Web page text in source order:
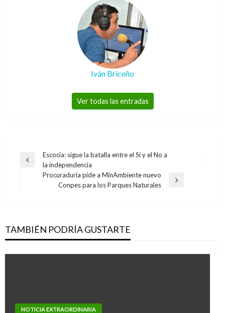
Iván Briceño
Ver todas las entradas
Navegación
entradas
Entrada
anterior
Escocia: sigue la batalla entre el Sí y el No a
la independencia
Procuraduría pide a MinAmbiente nuevo
Conpes para los Parques Naturales
TAMBIÉN PODRÍA GUSTARTE
NOTICIA EXTRAORDINARIA